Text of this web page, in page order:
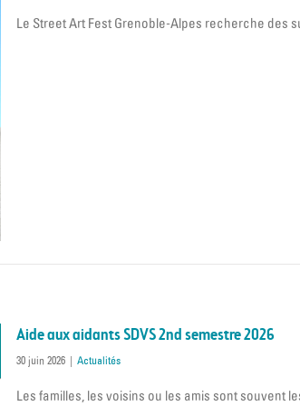
Le Street Art Fest Grenoble-Alpes recherche
Aide aux aidants SDVS 2nd semestre 2026
30 juin 2026 | Actualités
Les familles, les voisins ou les amis sont souvent